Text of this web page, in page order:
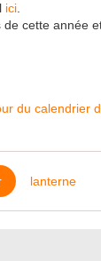
ici
de cette année
lanterne